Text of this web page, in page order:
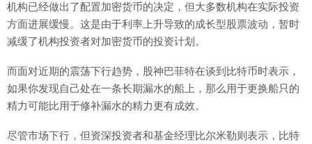
机构已经做出了配置加密货币的决定，但大多数机构在实际投资
方面进展缓慢。这是由于利率上升导致的成长型股票波动，暂时
减缓了机构投资者对加密货币的投资计划。
而面对近期的震荡下行趋势，股神巴菲特在谈到比特币时表示，
如果你发现自己处在一条长期漏水的船上，那么用于更换船只的
精力可能比用于修补漏水的精力更有成效。
尽管市场下行，但资深投资者和基金经理比尔米勒则表示，比特